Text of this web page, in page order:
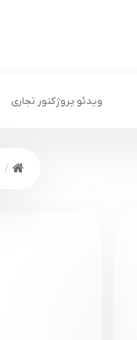
ویدئو پروژکتور تجاری